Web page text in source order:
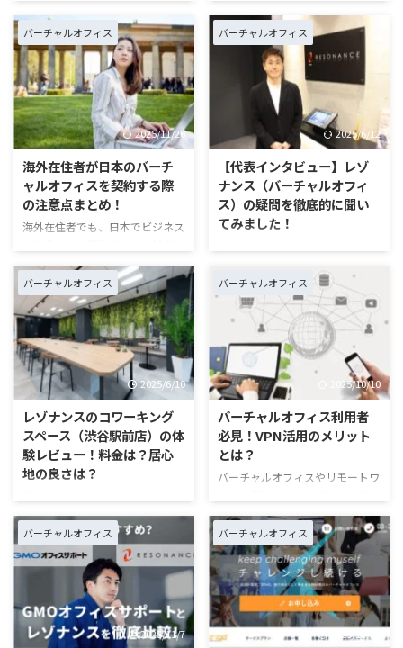
リットのひとつに、郵便物転送サ
ービスがあります。事業用の住所
を持ちながら、実際にはオフィス
に通わずに郵便物を受け取れる便
利なサービスです。 本記事で
は、バーチャルオフィスの郵便物
転送サービスの基本的な仕組みや
流れ、料金体系について詳しく解
説します。また、主要なバーチャ
ルオフィス事業者の郵便物転送サ
ービスの対応状況や料金も紹介し
ますので、サービスを選ぶ際の参
考にしてください。 https://mr-
mail-fo ...
す。バーチャルオフィスを検討し
ている方であれば、一度は目にし
たことがあるのではないでしょう
か。知名度はあるものの、比較検
討にあたっては利用者の評判や口
コミが気になるところです。 本
記事では、実際のサービス内容や
コストパフォーマンスはどうなの
施したアンケート調査をもとに、
DMMバーチャルオフィスの口コ
ミ・評判をまとめました。メリッ
ト・デメリットからお得なキャン
バーチャルオフィス
2025/11/26
海外在住者が日本のバーチ
ャルオフィスを契約する際
の注意点まとめ！
海外在住者でも、日本でビジネス
なる住所が必要です。コストを抑
えるために、バーチャルオフィス
を検討する方もいるでしょう。
しかし、海外在住者が日本のバー
チャルオフィスを契約できるの
か、手続きはどうするのかなどの
課題もあります。この記事では、
海外在住者のバーチャルオフィス
説します。 郵便物や電話の転送
サービスに関する情報に加え、海
外在住者でも利用できるバーチャ
ルオフィスも紹介しているので、
在住者でも日本国内のバーチャル
オ ...
バーチャルオフィス
2025/6/12
【代表インタビュー】レゾ
ナンス（バーチャルオフィ
ス）の疑問を徹底的に聞い
てみました！
点のひとつに、信頼性がありま
す。「本当に安心して事業の拠点
として利用できるのか？」「ほか
の利用者の質は保たれているの
か？」など、気になる点は多岐に
わたります。 今回は、月額990円
（税込）から利用できる「レゾナ
タビューを実施しました。同社が
どのようにして「信頼性」を追求
し、利用者が安心して事業に集中
できる環境を提供しているのかな
した。 レゾナンスの概要 「レゾ
ナンス」は、株式会社ゼニス運 ...
バーチャルオフィス
2025/6/10
レゾナンスのコワーキング
スペース（渋谷駅前店）の体
験レビュー！料金は？居心
地の良さは？
るバーチャルオフィスサービスと
して人気のレゾナンス。法人登記
も可能なプランとしては業界トッ
プクラスの低価格を提供し、多く
の法人やフリーランスから支持を
集めています。 都内に複数の拠
点を展開していますが、渋谷駅前
店には会議室だけでなく、実際に
バーチャルオフィス
2025/10/10
バーチャルオフィス利用者
必見！VPN活用のメリット
とは？
バーチャルオフィスやリモートワ
検討する方が徐々に増えていま
す。VPNを活用することで、セキ
ュリティと利便性を高めながら、
安全なリモートワーク環境を構築
できるのが特徴です。 本記事で
は、VPNの基本的な仕組みから、
「リモートワーク+バーチャルオ
フィス」の環境で導入するメリッ
バーチャルオフィス
2025/11/7
バーチャルオフィス
2025/12/25